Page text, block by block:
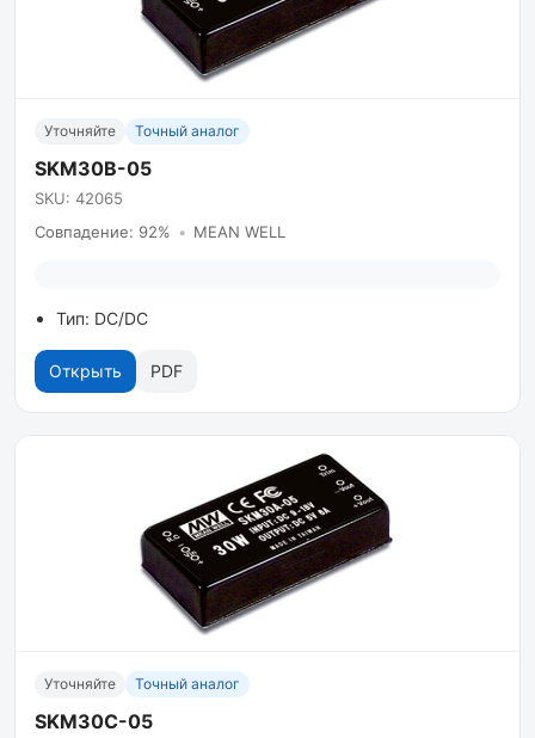
Уточняйте Точный аналог
SKM30B-05
SKU: 42065
Совпадение: 92% • MEAN WELL
Тип: DC/DC
Открыть PDF
Уточняйте Точный аналог
SKM30C-05